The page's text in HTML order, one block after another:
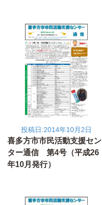
投稿日:2014年10月2日
喜多方市市民活動支援セン
ター通信 第4号（平成26
年10月発行）